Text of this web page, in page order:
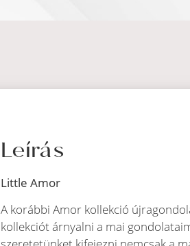
Leírás
Little Amor
A korábbi Amor kollekció
kollekciót árnyalni a mai